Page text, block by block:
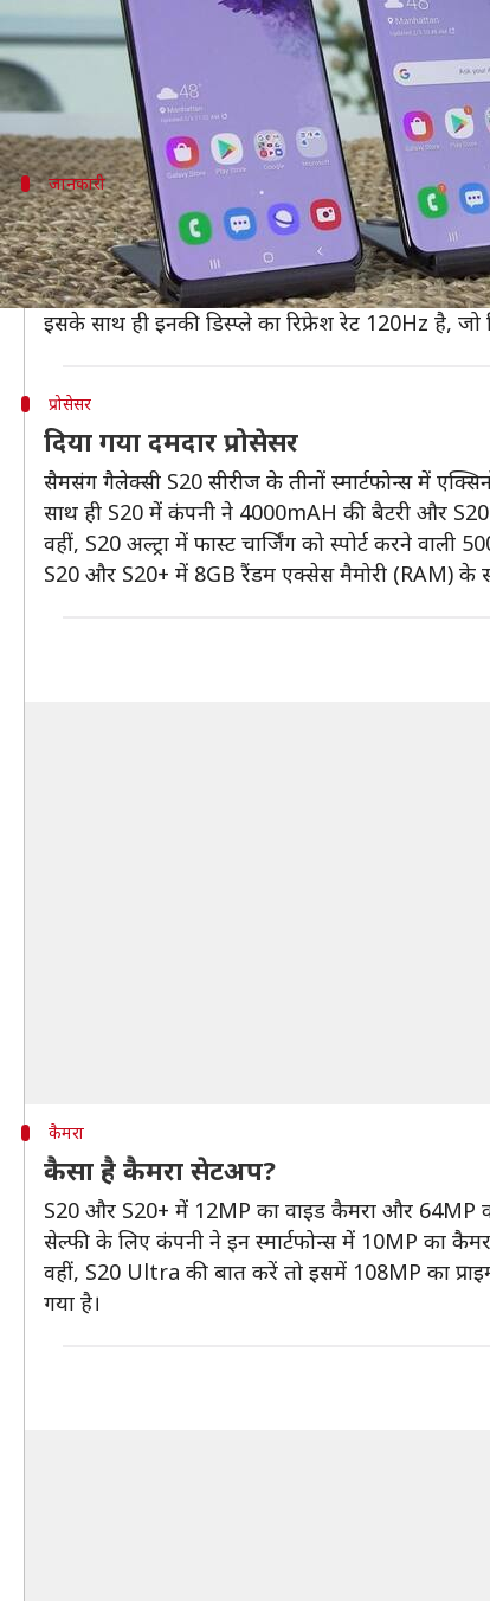
आने वाले समय में सैमसंग अपनी नई सीरीज S21 लॉन्च
इससे पहले सैमसंग ने S20 सीरीज के सभी
हालांकि, नए दाम केवल ऑफलाइन यानी स्टोर्स के
जानकारी
फिंगरप्रिंट से लैस हैं तीनों स्मार्टफोन्स
सैमसंग गैलेक्सी S20, S20+ और S20 अल्ट्रा में इन डिस्प्ले
जानकारी के लिए बता दें कि सैमसंग गैलेक्सी S20 में 6.2
इसके साथ ही इनकी डिस्प्ले का रिफ्रेश रेट 120Hz है, जो
प्रोसेसर
दिया गया दमदार प्रोसेसर
सैमसंग गैलेक्सी S20 सीरीज के तीनों स्मार्टफोन्स में
साथ ही S20 में कंपनी ने 4000mAH की बैटरी और
वहीं, S20 अल्ट्रा में फास्ट चार्जिंग को स्पोर्ट करने वाली
S20 और S20+ में 8GB रैंडम एक्सेस मैमोरी (RAM) के
कैमरा
कैसा है कैमरा सेटअप?
S20 और S20+ में 12MP का वाइड कैमरा और 64MP
सेल्फी के लिए कंपनी ने इन स्मार्टफोन्स में 10MP का
वहीं, S20 Ultra की बात करें तो इसमें 108MP का
गया है।